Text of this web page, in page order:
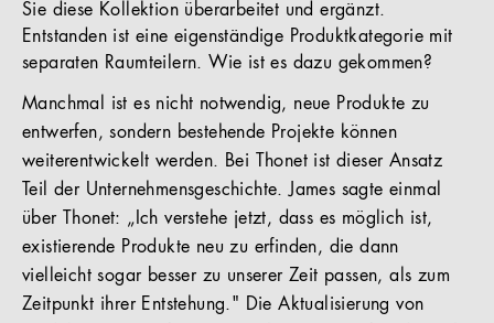
Sie diese Kollektion überarbeitet und ergänzt.
Entstanden ist eine eigenständige Produktkategorie mit
separaten Raumteilern. Wie ist es dazu gekommen?
Manchmal ist es nicht notwendig, neue Produkte zu
entwerfen, sondern bestehende Projekte können
weiterentwickelt werden. Bei Thonet ist dieser Ansatz
Teil der Unternehmensgeschichte. James sagte einmal
über Thonet: „Ich verstehe jetzt, dass es möglich ist,
existierende Produkte neu zu erfinden, die dann
vielleicht sogar besser zu unserer Zeit passen, als zum
Zeitpunkt ihrer Entstehung." Die Aktualisierung von